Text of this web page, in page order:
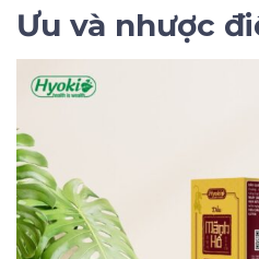
Ưu và nhược